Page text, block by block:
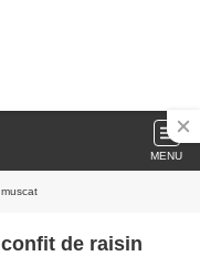
MENU
de raisin